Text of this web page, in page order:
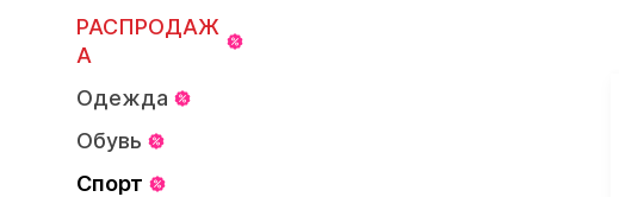
РАСПРОДАЖ
А
Одежда
Обувь
Спорт